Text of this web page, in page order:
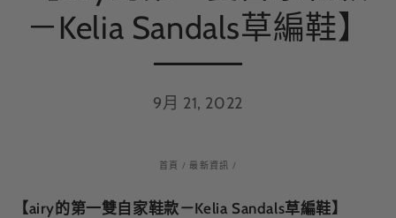
－Kelia Sandals草編鞋】
9月 21, 2022
首頁 / 最新資訊 /
【airy的第一雙自家鞋款－Kelia Sandals草編鞋】